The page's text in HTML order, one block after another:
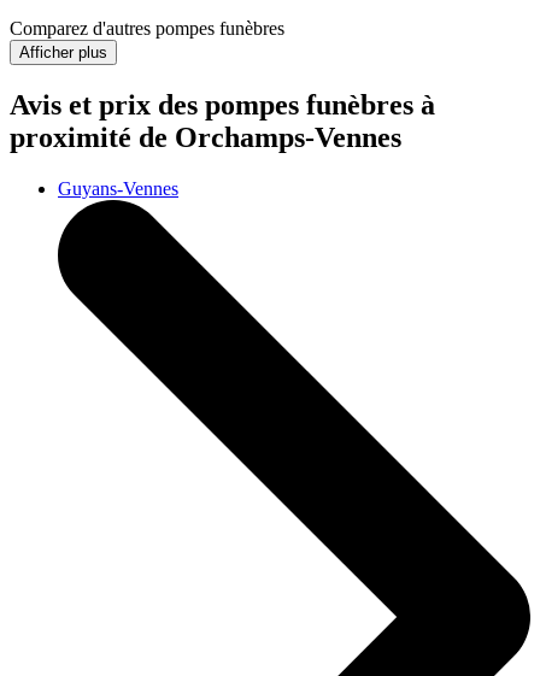
Comparez d'autres pompes funèbres
Afficher plus
Avis et prix des pompes funèbres à
proximité de Orchamps-Vennes
Guyans-Vennes